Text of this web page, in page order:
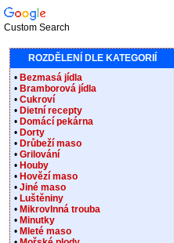
Custom Search
ROZDĚLENÍ DLE KATEGORIÍ
• Bezmasá jídla
• Bramborová jídla
• Cukroví
• Dietní recepty
• Domácí pekárna
• Dorty
• Drůbeží maso
• Grilování
• Houby
• Hovězí maso
• Jiné maso
• Luštěniny
• Mikrovlnná trouba
• Minutky
• Mleté maso